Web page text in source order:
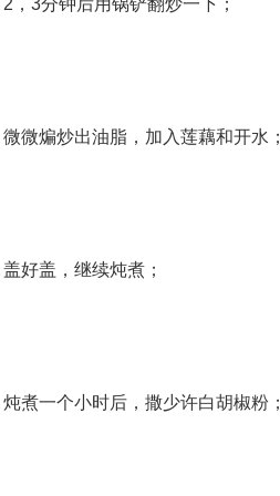
2，3分钟后用锅铲翻炒一下；
微微煸炒出油脂，加入莲藕和开水；
盖好盖，继续炖煮；
炖煮一个小时后，撒少许白胡椒粉；